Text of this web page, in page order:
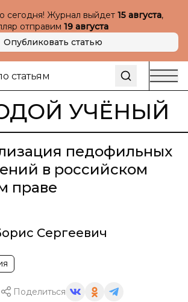
сегодня! Журнал выйдет 15 августа,
отправим 19 августа
Опубликовать статью
УЧЁНЫЙ
педофильных
в российском
праве
Сергеевич
Поделиться